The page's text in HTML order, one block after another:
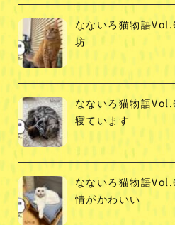
なないろ猫物語
坊
なないろ猫物語
寝ています
なないろ猫物語
情がかわいい